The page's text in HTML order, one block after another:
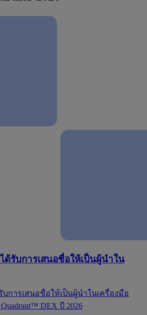
ด้รับการเสนอชื่อให้เป็นผู้นำใน
รับการเสนอชื่อให้เป็นผู้นำในเครื่องมือ
DEX ปี 2026